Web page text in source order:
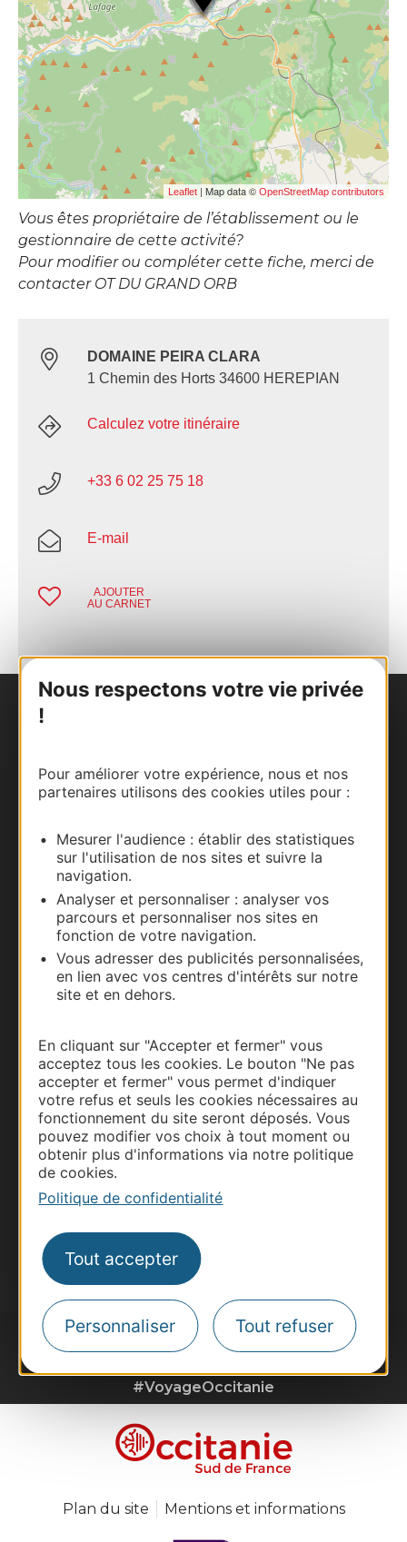
Nous respectons votre vie privée
!
Pour améliorer votre expérience, nous et nos
partenaires utilisons des cookies utiles pour :
Mesurer l'audience : établir des statistiques
sur l'utilisation de nos sites et suivre la
navigation.
Analyser et personnaliser : analyser vos
parcours et personnaliser nos sites en
fonction de votre navigation.
Vous adresser des publicités personnalisées,
en lien avec vos centres d'intérêts sur notre
site et en dehors.
En cliquant sur "Accepter et fermer" vous
acceptez tous les cookies. Le bouton "Ne pas
accepter et fermer" vous permet d'indiquer
votre refus et seuls les cookies nécessaires au
fonctionnement du site seront déposés. Vous
pouvez modifier vos choix à tout moment ou
obtenir plus d'informations via notre politique
de cookies.
Politique de confidentialité
Tout accepter
Personnaliser Tout refuser
Leaflet | Map data © OpenStreetMap contributors
Vous êtes propriétaire de l’établissement ou le
gestionnaire de cette activité?
Pour modifier ou compléter cette fiche, merci de
contacter OT DU GRAND ORB
DOMAINE PEIRA CLARA
1 Chemin des Horts 34600 HEREPIAN
Calculez votre itinéraire
+33 6 02 25 75 18
E-mail
AJOUTER
AU CARNET
Business/Mice
Pros d'Occitanie
Site presse et d'influence
Voyagistes
Destination Sport
Inscrivez-vous à la lettre d'information
Destination Occitanie pour recevoir des
Je m'abonne
#VoyageOccitanie
Plan du site Mentions et informations